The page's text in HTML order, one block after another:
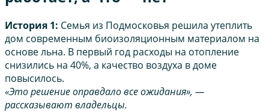
История 1: Семья из Подмосковья решила утеплить
дом современным биоизоляционным материалом на
основе льна. В первый год расходы на отопление
снизились на 40%, а качество воздуха в доме
повысилось.
«Это решение оправдало все ожидания», —
рассказывают владельцы.